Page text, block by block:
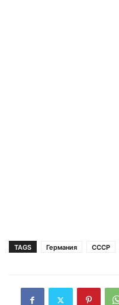
TAGS Германия СССР